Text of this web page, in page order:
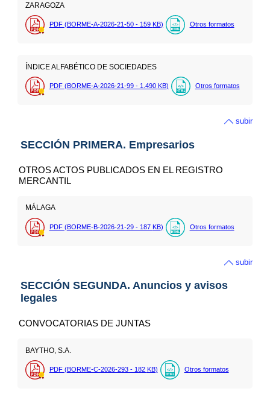
ZARAGOZA
PDF (BORME-A-2026-21-50 - 159 KB) Otros formatos
ÍNDICE ALFABÉTICO DE SOCIEDADES
PDF (BORME-A-2026-21-99 - 1.490 KB) Otros formatos
subir
SECCIÓN PRIMERA. Empresarios
OTROS ACTOS PUBLICADOS EN EL REGISTRO
MERCANTIL
MÁLAGA
PDF (BORME-B-2026-21-29 - 187 KB) Otros formatos
subir
SECCIÓN SEGUNDA. Anuncios y avisos
legales
CONVOCATORIAS DE JUNTAS
BAYTHO, S.A.
PDF (BORME-C-2026-293 - 182 KB) Otros formatos